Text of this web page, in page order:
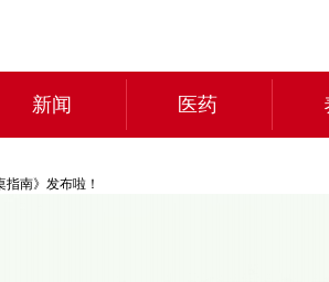
新闻 医药
南》发布啦！